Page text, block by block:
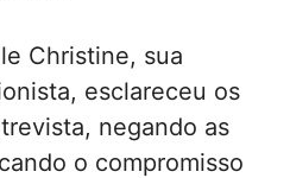
Christine, sua
esclareceu os
negando as
o compromisso